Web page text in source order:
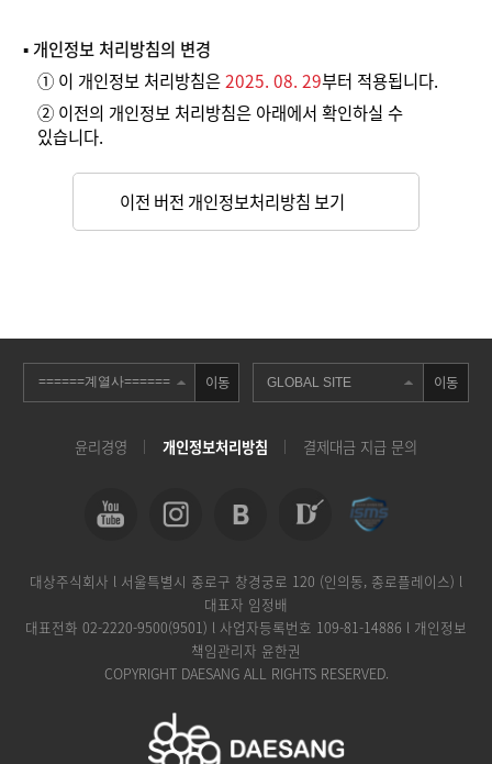
▪ 개인정보 처리방침의 변경
① 이 개인정보 처리방침은2025. 08. 29부터 적용됩니다.
② 이전의 개인정보 처리방침은 아래에서 확인하실 수
있습니다.
이전 버전 개인정보처리방침 보기
이동 이동
윤리경영 개인정보처리방침 결제대금 지급 문의
대상주식회사 l 서울특별시 종로구 창경궁로 120 (인의동, 종로플레이스) l
대표자 임정배
대표전화 02-2220-9500(9501) l 사업자등록번호 109-81-14886 l 개인정보
책임관리자 윤한권
COPYRIGHT DAESANG ALL RIGHTS RESERVED.